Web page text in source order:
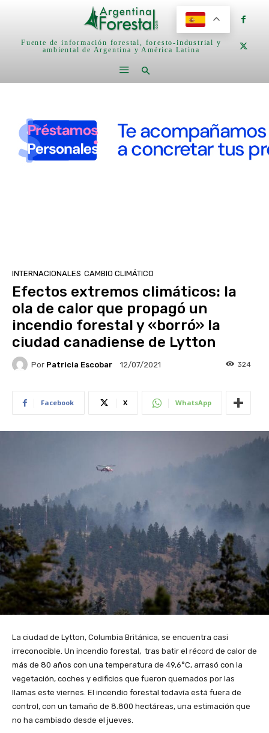
Fuente de información forestal, foresto-industrial y
ambiental de Argentina y América Latina
INTERNACIONALES CAMBIO CLIMÁTICO
Efectos extremos climáticos: la
ola de calor que propagó un
incendio forestal y «borró» la
ciudad canadiense de Lytton
Por Patricia Escobar 12/07/2021 324
Facebook X WhatsApp
La ciudad de Lytton, Columbia Británica, se encuentra casi
irreconocible. Un incendio forestal, tras batir el récord de calor de
más de 80 años con una temperatura de 49,6°C, arrasó con la
vegetación, coches y edificios que fueron quemados por las
llamas este viernes. El incendio forestal todavía está fuera de
control, con un tamaño de 8.800 hectáreas, una estimación que
no ha cambiado desde el jueves.